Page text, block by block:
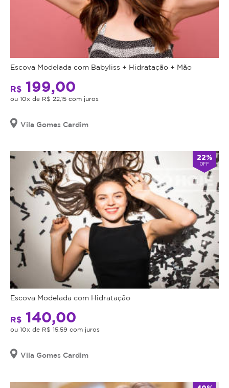
Escova Modelada com Babyliss + Hidratação + Mão
R$ 199,00
ou 10x de R$ 22,15 com juros
Vila Gomes Cardim
22%
OFF
Escova Modelada com Hidratação
R$ 140,00
ou 10x de R$ 15,59 com juros
Vila Gomes Cardim